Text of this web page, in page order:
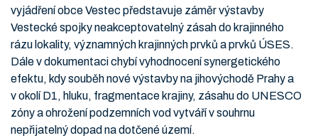
vyjádření obce Vestec představuje záměr výstavby
Vestecké spojky neakceptovatelný zásah do krajinného
rázu lokality, významných krajinných prvků a prvků ÚSES.
Dále v dokumentaci chybí vyhodnocení synergetického
efektu, kdy souběh nové výstavby na jihovýchodě Prahy a
v okolí D1, hluku, fragmentace krajiny, zásahu do UNESCO
zóny a ohrožení podzemních vod vytváří v souhrnu
nepřijatelný dopad na dotčené území.